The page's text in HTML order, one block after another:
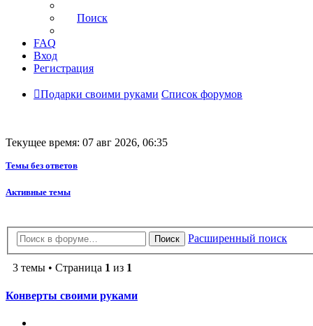
Поиск
FAQ
Вход
Регистрация
Подарки своими руками Список форумов
Текущее время: 07 авг 2026, 06:35
Темы без ответов
Активные темы
Поиск Расширенный поиск
3 темы • Страница 1 из 1
Конверты своими руками